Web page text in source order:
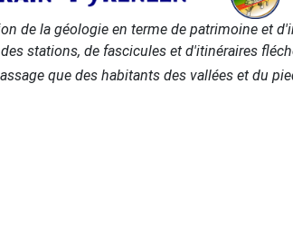
de la géologie en terme de patrimoine et
stations, de fascicules et d'itinéraires
que des habitants des vallées et du